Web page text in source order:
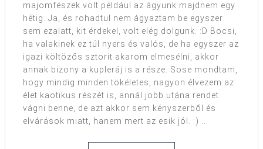
majomfészek volt például az ágyunk majdnem egy
hétig. Ja, és rohadtul nem ágyaztam be egyszer
sem ezalatt, kit érdekel, volt elég dolgunk. :D Bocsi,
ha valakinek ez túl nyers és valós, de ha egyszer az
igazi költözős sztorit akarom elmesélni, akkor
annak bizony a kupleráj is a része. Sose mondtam,
hogy mindig minden tökéletes, nagyon élvezem az
élet kaotikus részét is, annál jobb utána rendet
vágni benne, de azt akkor sem kényszerből és
elvárások miatt, hanem mert az esik jól. :) ...